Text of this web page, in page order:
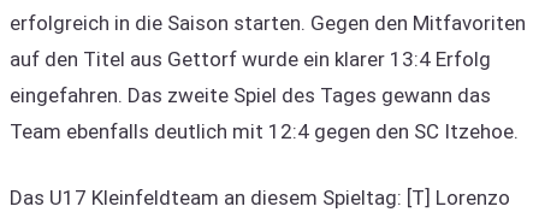
erfolgreich in die Saison starten. Gegen den Mitfavoriten
auf den Titel aus Gettorf wurde ein klarer 13:4 Erfolg
eingefahren. Das zweite Spiel des Tages gewann das
Team ebenfalls deutlich mit 12:4 gegen den SC Itzehoe.
Das U17 Kleinfeldteam an diesem Spieltag: [T] Lorenzo